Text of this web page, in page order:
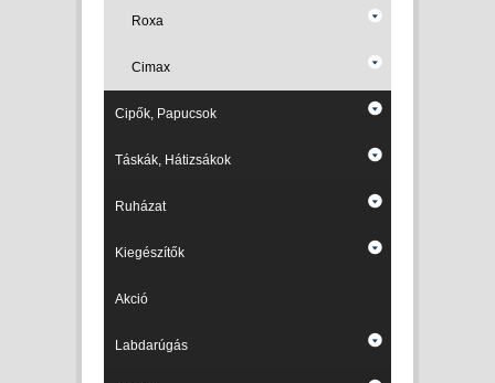
Roxa
Cimax
Cipők, Papucsok
Táskák, Hátizsákok
Ruházat
Kiegészítők
Akció
Labdarúgás